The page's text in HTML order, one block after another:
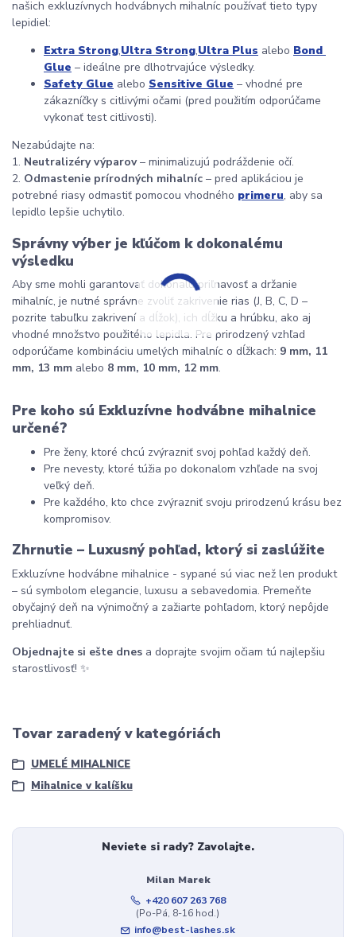
našich exkluzívnych hodvábnych mihalníc používať tieto typy
lepidiel:
Extra Strong,Ultra Strong,Ultra Plus alebo Bond
Glue – ideálne pre dlhotrvajúce výsledky.
Safety Glue alebo Sensitive Glue – vhodné pre
zákazníčky s citlivými očami (pred použitím odporúčame
vykonať test citlivosti).
Nezabúdajte na:
1. Neutralizéry výparov – minimalizujú podráždenie očí.
2. Odmastenie prírodných mihalníc – pred aplikáciou je
potrebné riasy odmastiť pomocou vhodného primeru, aby sa
lepidlo lepšie uchytilo.
Správny výber je kľúčom k dokonalému
výsledku
Aby sme mohli garantovať dokonalú priľnavosť a držanie
mihalníc, je nutné správne zvoliť zakrivenie rias (J, B, C, D –
pozrite tabuľku zakrivení a dĺžok), ich dĺžku a hrúbku, ako aj
vhodné množstvo použitého lepidla. Pre prirodzený vzhľad
odporúčame kombináciu umelých mihalníc o dĺžkach: 9 mm, 11
mm, 13 mm alebo 8 mm, 10 mm, 12 mm.
Pre koho sú Exkluzívne hodvábne mihalnice
určené?
Pre ženy, ktoré chcú zvýrazniť svoj pohľad každý deň.
Pre nevesty, ktoré túžia po dokonalom vzhľade na svoj
veľký deň.
Pre každého, kto chce zvýrazniť svoju prirodzenú krásu bez
kompromisov.
Zhrnutie – Luxusný pohľad, ktorý si zaslúžite
Exkluzívne hodvábne mihalnice - sypané sú viac než len produkt
– sú symbolom elegancie, luxusu a sebavedomia. Premeňte
obyčajný deň na výnimočný a zažiarte pohľadom, ktorý nepôjde
prehliadnuť.
Objednajte si ešte dnes a doprajte svojim očiam tú najlepšiu
starostlivosť! ✨
Tovar zaradený v kategóriách
UMELÉ MIHALNICE
Mihalnice v kalíšku
Neviete si rady? Zavolajte.
Milan Marek
+420 607 263 768
(Po-Pá, 8-16 hod.)
info@best-lashes.sk